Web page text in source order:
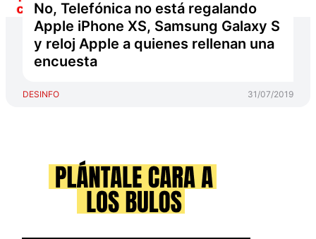
No, Telefónica no está regalando
Apple iPhone XS, Samsung Galaxy S
y reloj Apple a quienes rellenan una
encuesta
DESINFO 31/07/2019